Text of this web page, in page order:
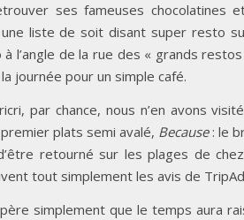
ses fameuses
liste de soit disant super resto
l’angle de la rue des « grands
journée pour un simple café.
par chance, nous n’en avons
plats semi avalé, Because: le
retourné sur les plages de
tout simplement les avis de
simplement que le temps aura